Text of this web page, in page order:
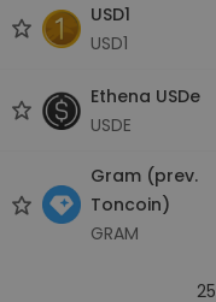
USD1
USD1
Ethena USDe
USDE
Gram (prev.
Toncoin)
GRAM
25